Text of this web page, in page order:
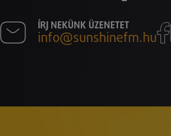
ÍRJ NEKÜNK ÜZENETET
info@sunshinefm.hu